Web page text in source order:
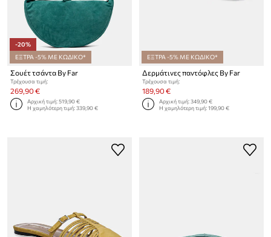
-20%
ΕΞΤΡΑ -5% ΜΕ ΚΩΔΙΚΟ*
Σουέτ τσάντα By Far
Τρέχουσα τιμή:
269,90 €
Αρχική τιμή:519,90 €
Η χαμηλότερη τιμή:339,90 €
ΕΞΤΡΑ -5% ΜΕ ΚΩΔΙΚΟ*
Δερμάτινες παντόφλες By Far
Τρέχουσα τιμή:
189,90 €
Αρχική τιμή:349,90 €
Η χαμηλότερη τιμή:199,90 €